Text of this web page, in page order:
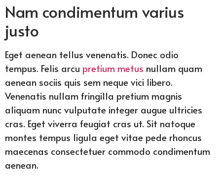
Nam condimentum varius
justo
Eget aenean tellus venenatis. Donec odio
tempus. Felis arcu pretium metus nullam quam
aenean sociis quis sem neque vici libero.
Venenatis nullam fringilla pretium magnis
aliquam nunc vulputate integer augue ultricies
cras. Eget viverra feugiat cras ut. Sit natoque
montes tempus ligula eget vitae pede rhoncus
maecenas consectetuer commodo condimentum
aenean.